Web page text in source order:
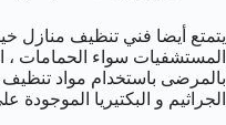
يتمتع أيضا فني تنظيف منازل
المستشفيات سواء الحمامات ،
الجراثيم و البكتيريا الموجودة